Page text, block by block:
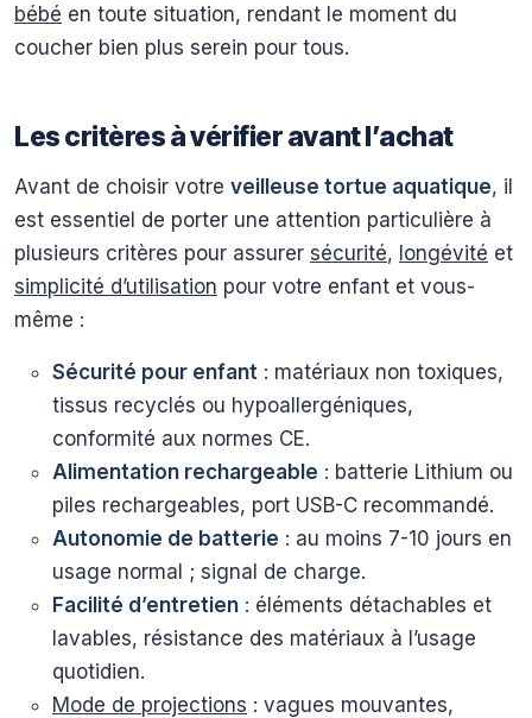
bébé en toute situation, rendant le moment du
coucher bien plus serein pour tous.
Les critères à vérifier avant l’achat
Avant de choisir votre veilleuse tortue aquatique, il
est essentiel de porter une attention particulière à
plusieurs critères pour assurer sécurité, longévité et
simplicité d’utilisation pour votre enfant et vous-
même :
Sécurité pour enfant : matériaux non toxiques,
tissus recyclés ou hypoallergéniques,
conformité aux normes CE.
Alimentation rechargeable : batterie Lithium ou
piles rechargeables, port USB-C recommandé.
Autonomie de batterie : au moins 7-10 jours en
usage normal ; signal de charge.
Facilité d’entretien : éléments détachables et
lavables, résistance des matériaux à l’usage
quotidien.
Mode de projections : vagues mouvantes,